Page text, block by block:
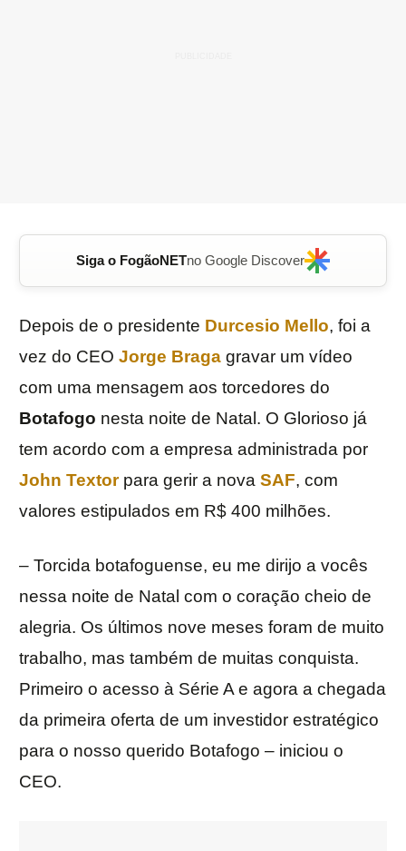
Siga o FogãoNETno Google Discover
Depois de o presidente Durcesio Mello, foi a
vez do CEO Jorge Braga gravar um vídeo
com uma mensagem aos torcedores do
Botafogo nesta noite de Natal. O Glorioso já
tem acordo com a empresa administrada por
John Textorpara gerir a nova SAF, com
valores estipulados em R$ 400 milhões.
– Torcida botafoguense, eu me dirijo a vocês
nessa noite de Natal com o coração cheio de
alegria. Os últimos nove meses foram de muito
trabalho, mas também de muitas conquista.
Primeiro o acesso à Série A e agora a chegada
da primeira oferta de um investidor estratégico
para o nosso querido Botafogo – iniciou o
CEO.